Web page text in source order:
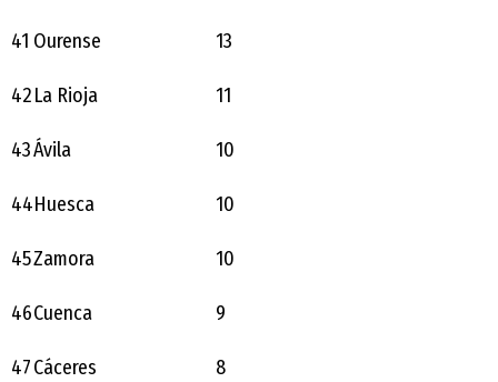
41 Ourense 13
42La Rioja 11
43Ávila 10
44Huesca 10
45Zamora 10
46Cuenca 9
47Cáceres 8